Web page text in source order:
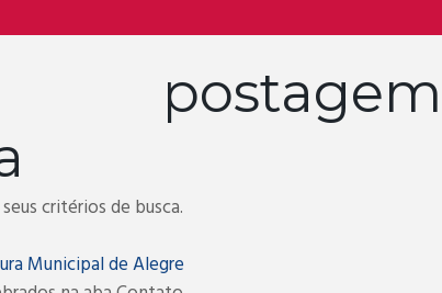
postagem
critérios de busca.
Municipal de Alegre